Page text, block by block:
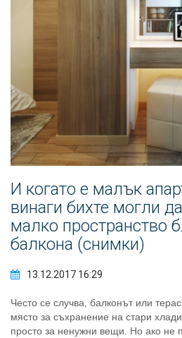
И когато е малък
винаги бихте могли
малко пространство
балкона (снимки)
13.12.2017 16:29
Често се случва, балконът или
място за съхранение на стари
просто за ненужни вещи. Но ако не